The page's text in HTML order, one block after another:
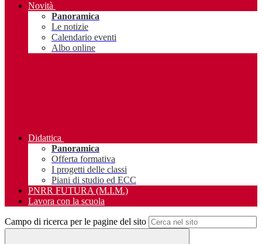
Novità
Panoramica
Le notizie
Calendario eventi
Albo online
Didattica
Panoramica
Offerta formativa
I progetti delle classi
Piani di studio ed ECC
PNRR FUTURA (M.I.M.)
Lavora con la scuola
Campo di ricerca per le pagine del sito